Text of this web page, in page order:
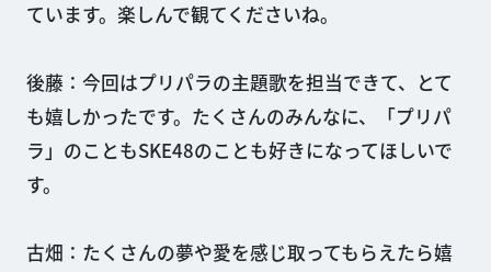
ています。楽しんで観てくださいね。
後藤：今回はプリパラの主題歌を担当できて、とて
も嬉しかったです。たくさんのみんなに、「プリパ
ラ」のこともSKE48のことも好きになってほしいで
す。
古畑：たくさんの夢や愛を感じ取ってもらえたら嬉